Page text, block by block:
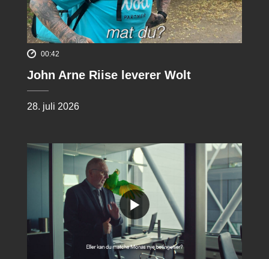
00:42
John Arne Riise leverer Wolt
28. juli 2026